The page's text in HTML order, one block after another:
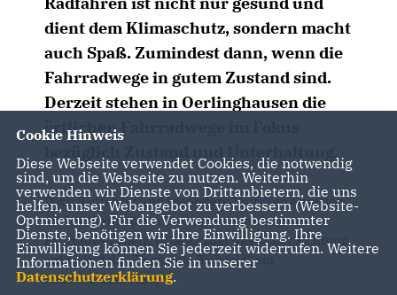
dient dem Klimaschutz, sondern macht
auch Spaß. Zumindest dann, wenn die
Fahrradwege in gutem Zustand sind.
Derzeit stehen in Oerlinghausen die
örtlichen Fahrradwege im Fokus
Doch Radfahrer und besonders Touristen erwarten
auch außerhalb von Oerlinghausen ein gutes
Fahrradwegenetz. In bevorzugt westlicher Richtung
entwickelt die „Regiopole Bielefeld“ ein
Radverkehrskonzept.
Cookie Hinweis
Diese Webseite verwendet Cookies, die notwendig
sind, um die Webseite zu nutzen. Weiterhin
verwenden wir Dienste von Drittanbietern, die uns
helfen, unser Webangebot zu verbessern (Website-
Optmierung). Für die Verwendung bestimmter
Dienste, benötigen wir Ihre Einwilligung. Ihre
Einwilligung können Sie jederzeit widerrufen. Weitere
Informationen finden Sie in unserer
Datenschutzerklärung.